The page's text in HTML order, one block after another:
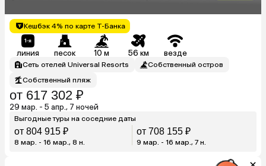
Кешбэк 4% по карте Т-Банка
линия песок 10 м 56 км везде
Сеть отелей Universal Resorts
Собственный остров
Собственный пляж
от 617 302 ₽
29 мар. - 5 апр., 7 ночей
Выгодные туры на соседние даты
от 804 915 ₽
8 мар. - 16 мар., 8 н.
от 708 155 ₽
9 мар. - 16 мар., 7 н.